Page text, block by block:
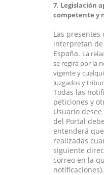
7. Legislación
competente y
Las presentes
interpretan de
España. La
se regirá por la
vigente y
Juzgados y
Todas las
peticiones y
Usuario
del Portal
entenderá
realizadas
siguiente
correo en la
notificaciones).